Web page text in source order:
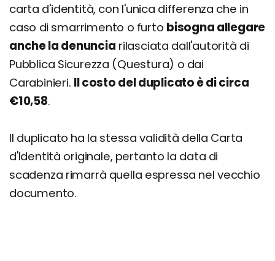
carta d'identità, con l'unica differenza che in
caso di smarrimento o furto bisogna allegare
anche la denuncia rilasciata dall'autorità di
Pubblica Sicurezza (Questura) o dai
Carabinieri. Il costo del duplicato è di circa
€10,58.
Il duplicato ha la stessa validità della Carta
d'Identità originale, pertanto la data di
scadenza rimarrà quella espressa nel vecchio
documento.